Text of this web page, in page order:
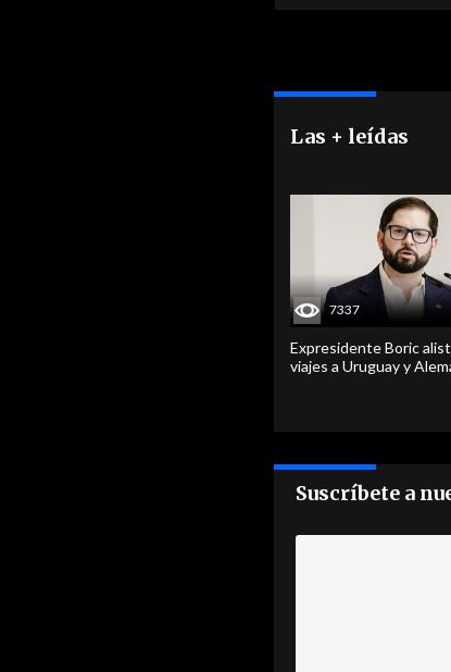
Las + leídas
7337
Expresidente Boric
viajes a Uruguay y
Suscríbete a